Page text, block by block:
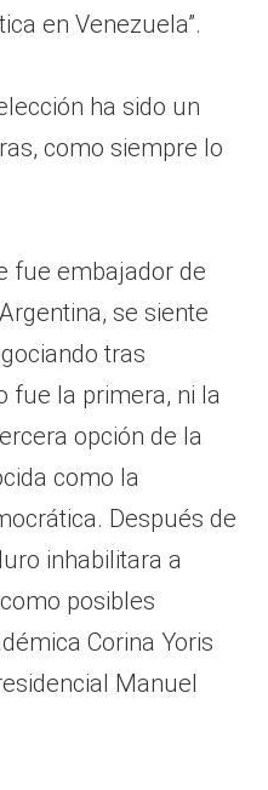
en Venezuela”.
ha sido un
como siempre lo
fue embajador de
se siente
tras
fue la primera, ni la
opción de la
como la
Después de
inhabilitara a
posibles
Corina Yoris
Manuel